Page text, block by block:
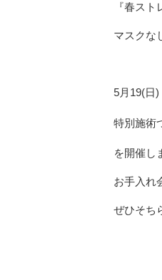
『春ス
マスクな
5月19(日
特別施術
を開催し
お手入れ
ぜひそち